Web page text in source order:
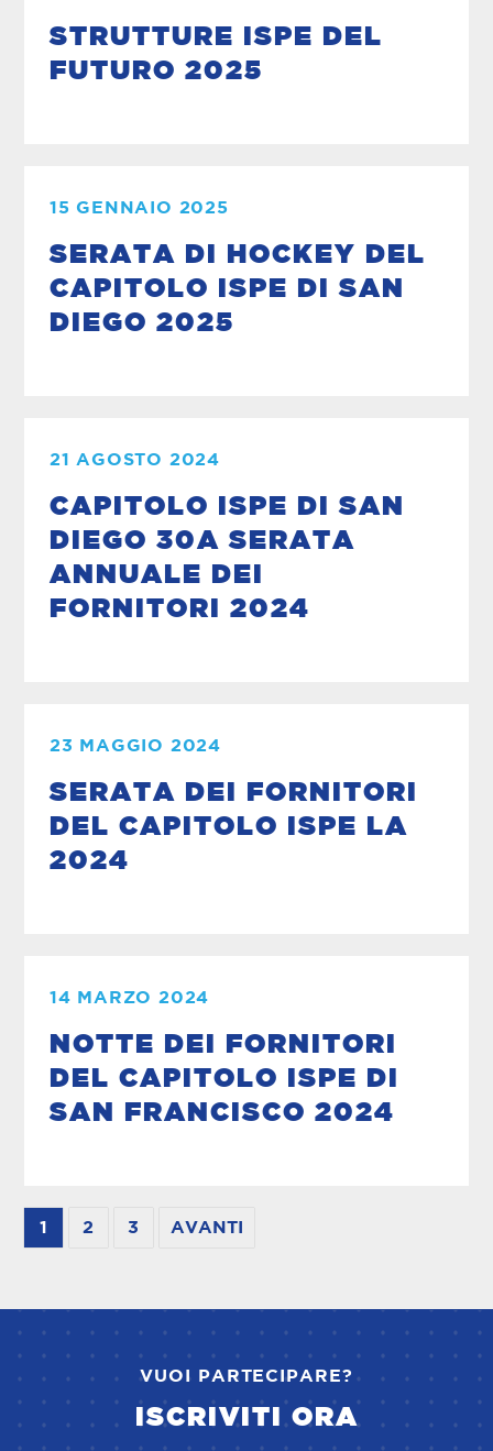
STRUTTURE ISPE DEL
FUTURO 2025
15 GENNAIO 2025
SERATA DI HOCKEY DEL
CAPITOLO ISPE DI SAN
DIEGO 2025
21 AGOSTO 2024
CAPITOLO ISPE DI SAN
DIEGO 30A SERATA
ANNUALE DEI
FORNITORI 2024
23 MAGGIO 2024
SERATA DEI FORNITORI
DEL CAPITOLO ISPE LA
2024
14 MARZO 2024
NOTTE DEI FORNITORI
DEL CAPITOLO ISPE DI
SAN FRANCISCO 2024
1 2 3 AVANTI
VUOI PARTECIPARE?
ISCRIVITI ORA